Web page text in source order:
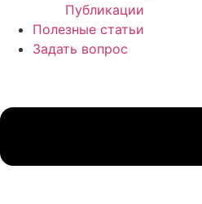
Публикации
Полезные статьи
Задать вопрос